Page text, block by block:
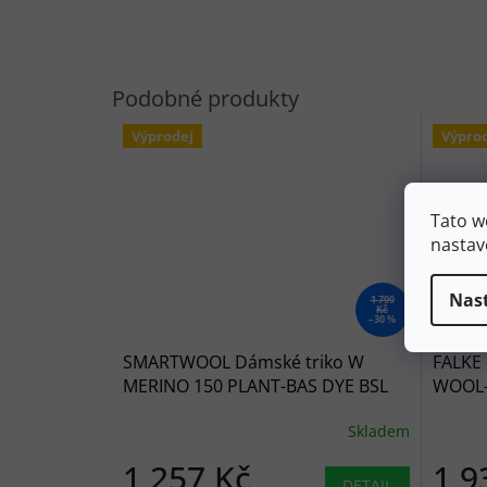
Tato
Výprodej
1 799
Kč
–30 %
SMARTWOOL Dámské triko W
MERINO 150 PLANT-BAS DYE BSL
sumsndchrymngowsh – oranžové
Skladem
1 257 Kč 1